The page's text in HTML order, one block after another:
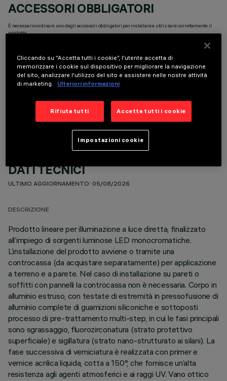
ACCESSORI OBBLIGATORI
È necessario ordinare uno degli accessori obbligatori per installare e utilizzare correttamente il
prodotto:
DATI TECNICI
ULTIMO AGGIORNAMENTO: 05/08/2026
DESCRIZIONE
Prodotto lineare per illuminazione a luce diretta, finalizzato
all’impiego di sorgenti luminose LED monocromatiche.
L’installazione del prodotto avviene o tramite una
controcassa (da acquistare separatamente) per applicazione
a terreno e a parete. Nel caso di installazione su pareti o
soffitti con pannelli la controcassa non è necessaria. Corpo in
alluminio estruso, con testate di estremità in pressofusione di
alluminio complete di guarnizioni siliconiche e sottoposti
processo di pre-trattamento multi-step, in cui le fasi principali
sono sgrassaggio, fluorozirconatura (strato protettivo
superficiale) e sigillatura (strato nano-strutturato ai silani). La
fase successiva di verniciatura è realizzata con primer e
vernice acrilica liquida, cotta a 150°, che fornisce un’alta
resistenza agli agenti atmosferici e ai raggi UV. Vano ottico
Cliccando su “Accetta tutti i cookie”, l'utente accetta di
memorizzare i cookie sul dispositivo per migliorare la navigazione
del sito, analizzare l'utilizzo del sito e assistere nelle nostre attività
di marketing. Ulteriori informazioni
Rifiuta tutti Accetta tutti i cookie
Impostazioni cookie